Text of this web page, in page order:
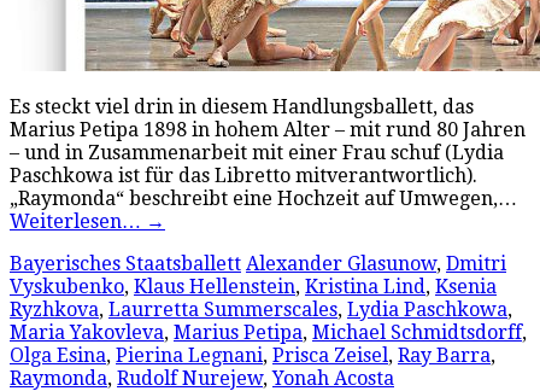
Es steckt viel drin in diesem Handlungsballett, das
Marius Petipa 1898 in hohem Alter – mit rund 80 Jahren
– und in Zusammenarbeit mit einer Frau schuf (Lydia
Paschkowa ist für das Libretto mitverantwortlich).
„Raymonda“ beschreibt eine Hochzeit auf Umwegen,…
Weiterlesen… →
Bayerisches Staatsballett Alexander Glasunow, Dmitri
Vyskubenko, Klaus Hellenstein, Kristina Lind, Ksenia
Ryzhkova, Laurretta Summerscales, Lydia Paschkowa,
Maria Yakovleva, Marius Petipa, Michael Schmidtsdorff,
Olga Esina, Pierina Legnani, Prisca Zeisel, Ray Barra,
Raymonda, Rudolf Nurejew,Yonah Acosta